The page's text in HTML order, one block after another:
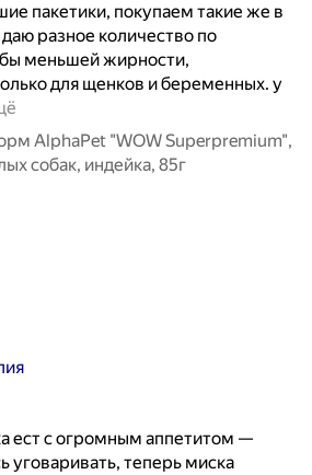
пакетики, покупаем такие же в
разное количество по
бы меньшей жирности,
для щенков и беременных. у
AlphaPet "WOW Superpremium",
собак, индейка, 85г
ест с огромным аппетитом —
уговаривать, теперь миска